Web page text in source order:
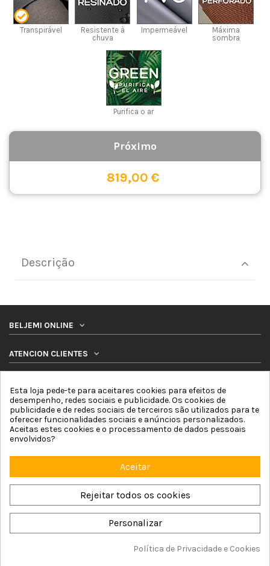
Transpirável
Resistente à
chuva
Impermeável
Máxima
sombra
Purifica o ar
819,00 €
Descrição
BELJEMI ONLINE
ATENCION CLIENTES
SIGA-NOS
BOLETIM DE NOTICIAS
Beljemi Online © 2026 by Online Network For4 Commerce, S.L. |
|Política de Cookies|Política de privacidade|Termos e condicoes|Mapa
Esta loja pede-te para aceitares cookies para efeitos de
desempenho, redes sociais e publicidade. Os cookies de
publicidade e de redes sociais de terceiros são utilizados para te
oferecer funcionalidades sociais e anúncios personalizados.
Aceitas estes cookies e o processamento de dados pessoais
envolvidos?
Aceitar
Rejeitar todos os cookies
Personalizar
Política de Privacidade e Cookies